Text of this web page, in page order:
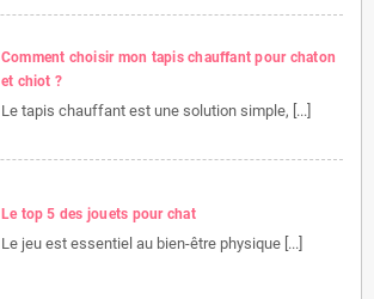
Comment choisir mon tapis chauffant pour chaton
et chiot ?
Le tapis chauffant est une solution simple, [...]
Le top 5 des jouets pour chat
Le jeu est essentiel au bien-être physique [...]